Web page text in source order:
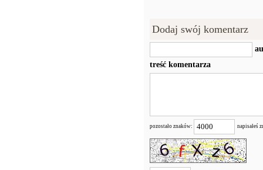
Dodaj swój komentarz
treść komentarza
pozostało znaków: napisałeś